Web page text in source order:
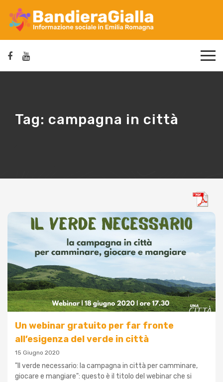
Tag: campagna in città
Un webinar gratuito per far fronte
all’esigenza del verde in città
15 Giugno 2020
"Il verde necessario: la campagna in città per camminare,
giocare e mangiare": questo è il titolo del webinar che si